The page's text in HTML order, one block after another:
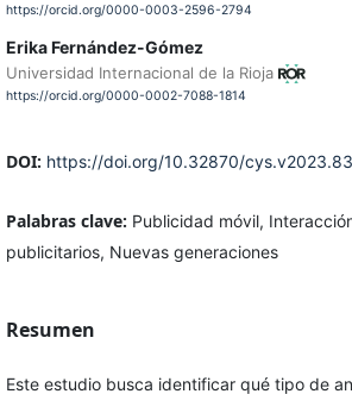
https://orcid.org/0000-0003-2596-2794
Erika Fernández-Gómez
Universidad Internacional de la Rioja
https://orcid.org/0000-0002-7088-1814
DOI: https://doi.org/10.32870/
Palabras clave: Publicidad móvil,
publicitarios, Nuevas generaciones
Resumen
Este estudio busca identificar qué tipo de